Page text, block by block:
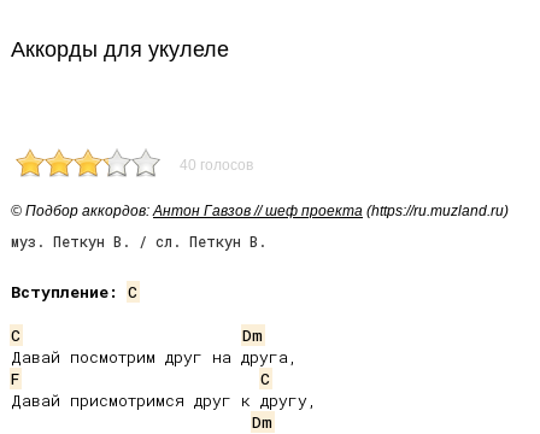
Аккорды для укулеле
40 голосов
© Подбор аккордов:Антон Гавзов // шеф проекта (https://ru.muzland.ru)
муз. Петкун В. / сл. Петкун В.
Вступление:
C
C
Dm
F
C
Давай присмотримся друг к другу,
Dm